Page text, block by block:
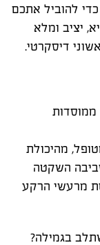
להוביל אתכם
יציב ומלא
דיסקרטי.
ממוסדות
מהיכולת
השקטה
מרעשי הרקע
בגמילה?